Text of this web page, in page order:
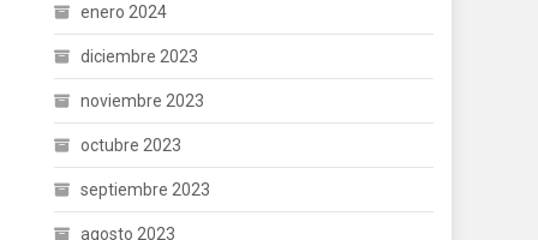
enero 2024
diciembre 2023
noviembre 2023
octubre 2023
septiembre 2023
agosto 2023